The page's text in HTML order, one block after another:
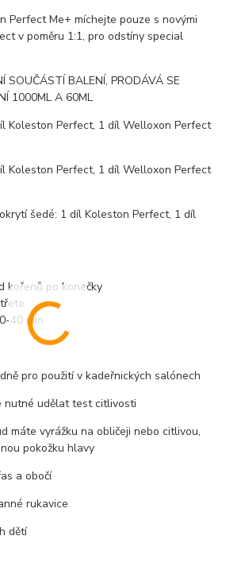
Perfect Me+ míchejte pouze s novými
v poměru 1:1, pro odstíny special
SOUČÁSTÍ BALENÍ, PRODÁVÁ SE
1000ML A 60ML
Koleston Perfect, 1 díl Welloxon Perfect
Koleston Perfect, 1 díl Welloxon Perfect
šedé: 1 díl Koleston Perfect, 1 díl
kořenů po konečky
40 min
pro použití v kadeřnických salónech
nutné udělat test citlivosti
máte vyrážku na obličeji nebo citlivou,
pokožku hlavy
a obočí
rukavice
dětí